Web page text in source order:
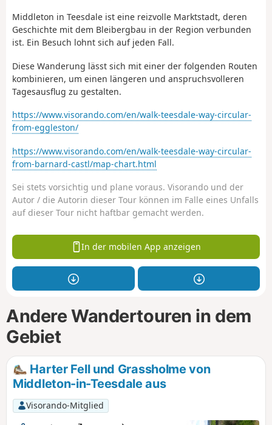
Middleton in Teesdale ist eine reizvolle Marktstadt, deren
Geschichte mit dem Bleibergbau in der Region verbunden
ist. Ein Besuch lohnt sich auf jeden Fall.
Diese Wanderung lässt sich mit einer der folgenden Routen
kombinieren, um einen längeren und anspruchsvolleren
Tagesausflug zu gestalten.
https://www.visorando.com/en/walk-teesdale-way-circular-
from-eggleston/
https://www.visorando.com/en/walk-teesdale-way-circular-
from-barnard-castl/map-chart.html
Sei stets vorsichtig und plane voraus. Visorando und der
Autor / die Autorin dieser Tour können im Falle eines Unfalls
auf dieser Tour nicht haftbar gemacht werden.
In der mobilen App anzeigen
Andere Wandertouren in dem
Gebiet
Harter Fell und Grassholme von
Middleton-in-Teesdale aus
Visorando-Mitglied